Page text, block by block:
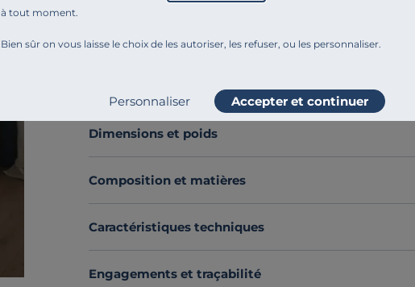
à tout moment.
Bien sûr on vous laisse le choix de les autoriser, les refuser, ou les personnaliser.
Personnaliser Accepter et continuer
Offrez à votre literie une protection haut de gamme
coton issu de l’agriculture biologique. Alliez confort,
Avec son bonnet en jersey de coton extensible
Tissé en en molleton doux et respirant, ce protège-
et vous garantit un sommeil paisible.
Découvrez toute notre sélection :
Dimensions et poids
Composition et matières
Caractéristiques techniques
Engagements et traçabilité